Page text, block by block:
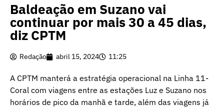
Baldeação em Suzano vai
continuar por mais 30 a 45 dias,
diz CPTM
Redação abril 15, 2024 11:25
A CPTM manterá a estratégia operacional na Linha 11-
Coral com viagens entre as estações Luz e Suzano nos
horários de pico da manhã e tarde, além das viagens já